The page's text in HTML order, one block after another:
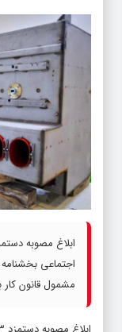
مشمول قانون کار